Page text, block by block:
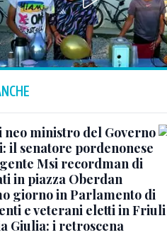
neo ministro del Governo
il senatore pordenonese
Msi recordman di
in piazza Oberdan
giorno in Parlamento di
e veterani eletti in Friuli
Giulia: i retroscena